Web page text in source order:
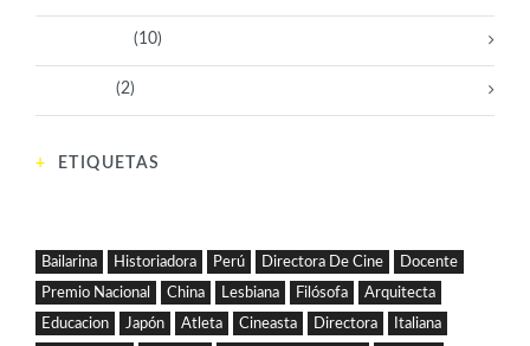
(10)
(2)
ETIQUETAS
Bailarina Historiadora Perú Directora De Cine
Docente
Premio Nacional
China Lesbiana Filósofa
Arquitecta
Educacion
Japón Atleta Cineasta Directora
Italiana